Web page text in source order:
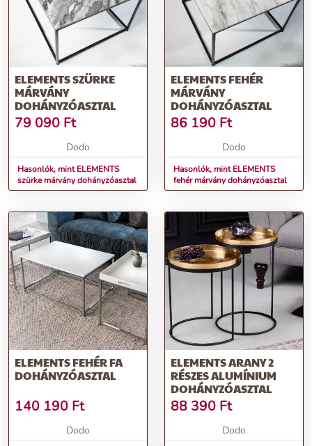
ELEMENTS SZÜRKE
MÁRVÁNY
DOHÁNYZÓASZTAL
79 090 Ft
Dodo
Hasonlók, mint ELEMENTS
szürke márvány dohányzóasztal
ELEMENTS FEHÉR
MÁRVÁNY
DOHÁNYZÓASZTAL
86 190 Ft
Dodo
Hasonlók, mint ELEMENTS
fehér márvány dohányzóasztal
ELEMENTS FEHÉR FA
DOHÁNYZÓASZTAL
140 190 Ft
Dodo
ELEMENTS ARANY 2
RÉSZES ALUMÍNIUM
DOHÁNYZÓASZTAL
88 390 Ft
Dodo